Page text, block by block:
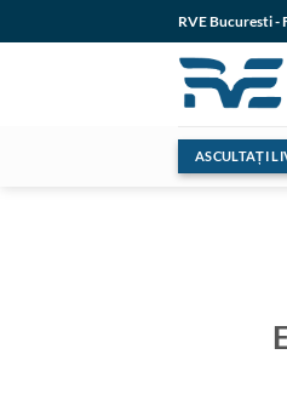
to
RVE Bucuresti -
ASCULTAȚI